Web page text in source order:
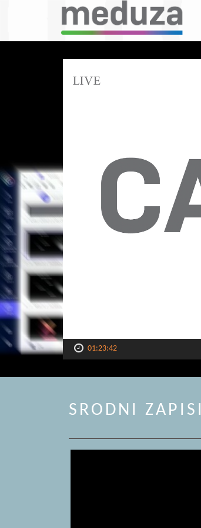
01:23:42
SRODNI ZAPISI